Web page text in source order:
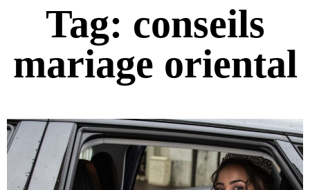
Tag: conseils
mariage oriental